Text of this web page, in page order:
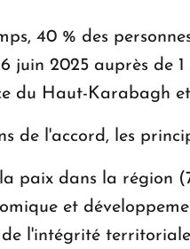
40 % des
juin 2025 auprès de
du Haut-Karabagh
de l'accord, les
paix dans la région
et
de l'intégrité